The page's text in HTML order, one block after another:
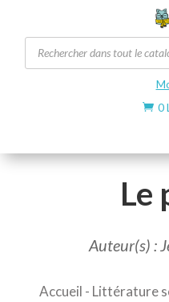
Recherche
de
produits
 0
Le
Auteur(s) :
Accueil - Littérature